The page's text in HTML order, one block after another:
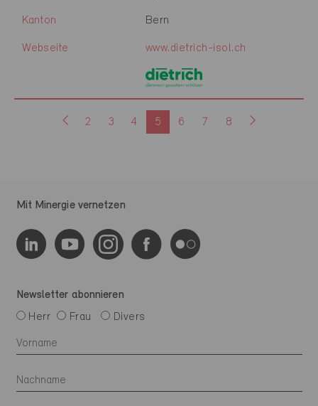
Kanton Bern
Webseite www.dietrich-isol.ch
2 3 4 5 6 7 8
Mit Minergie vernetzen
Newsletter abonnieren
Herr
Frau Divers